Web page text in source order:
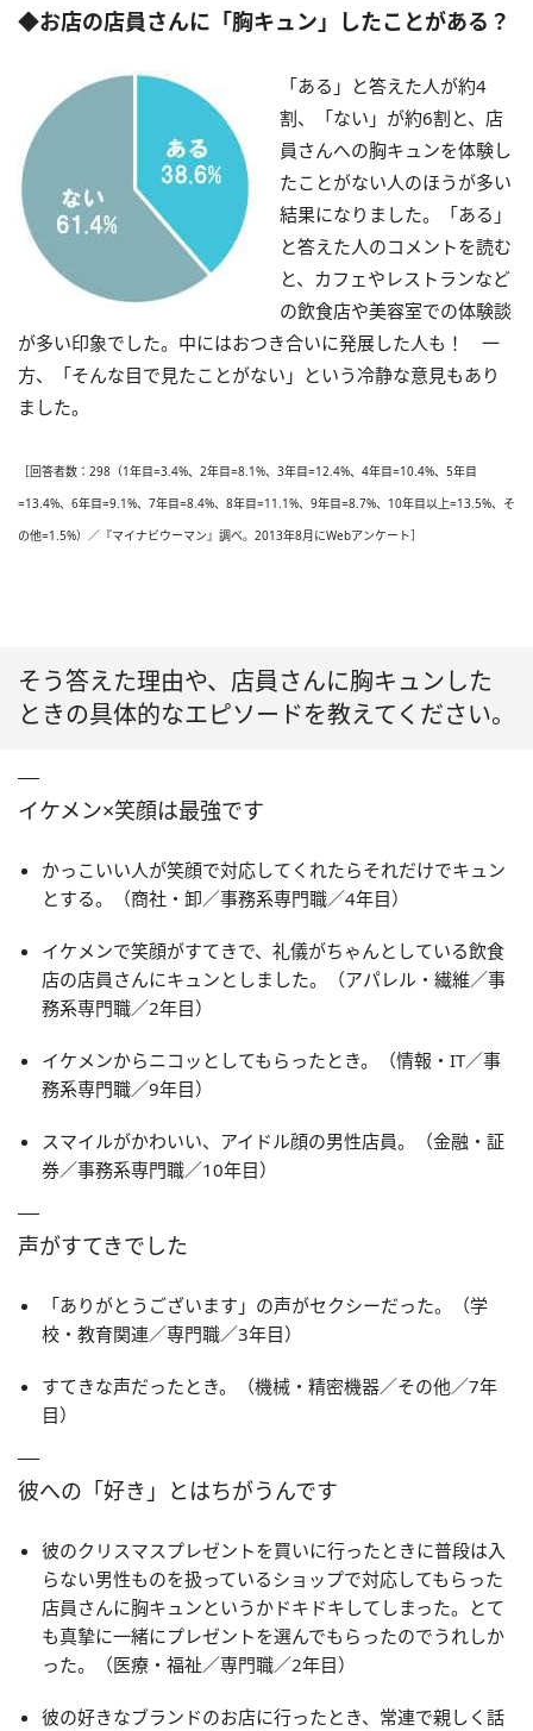
◆お店の店員さんに「胸キュン」したことがある？
「ある」と答えた人が約4
割、「ない」が約6割と、店
員さんへの胸キュンを体験し
たことがない人のほうが多い
結果になりました。「ある」
と答えた人のコメントを読む
と、カフェやレストランなど
の飲食店や美容室での体験談
が多い印象でした。中にはおつき合いに発展した人も！ 一
方、「そんな目で見たことがない」という冷静な意見もあり
ました。
［回答者数：298（1年目=3.4%、2年目=8.1%、3年目=12.4%、4年目=10.4%、5年目
=13.4%、6年目=9.1%、7年目=8.4%、8年目=11.1%、9年目=8.7%、10年目以上=13.5%、そ
の他=1.5%）／『マイナビウーマン』調べ。2013年8月にWebアンケート］
そう答えた理由や、店員さんに胸キュンした
ときの具体的なエピソードを教えてください。
イケメン×笑顔は最強です
かっこいい人が笑顔で対応してくれたらそれだけでキュン
とする。（商社・卸／事務系専門職／4年目）
イケメンで笑顔がすてきで、礼儀がちゃんとしている飲食
店の店員さんにキュンとしました。（アパレル・繊維／事
務系専門職／2年目）
イケメンからニコッとしてもらったとき。（情報・IT／事
務系専門職／9年目）
スマイルがかわいい、アイドル顔の男性店員。（金融・証
券／事務系専門職／10年目）
声がすてきでした
「ありがとうございます」の声がセクシーだった。（学
校・教育関連／専門職／3年目）
すてきな声だったとき。（機械・精密機器／その他／7年
目）
彼への「好き」とはちがうんです
彼のクリスマスプレゼントを買いに行ったときに普段は入
らない男性ものを扱っているショップで対応してもらった
店員さんに胸キュンというかドキドキしてしまった。とて
も真摯に一緒にプレゼントを選んでもらったのでうれしか
った。（医療・福祉／専門職／2年目）
彼の好きなブランドのお店に行ったとき、常連で親しく話